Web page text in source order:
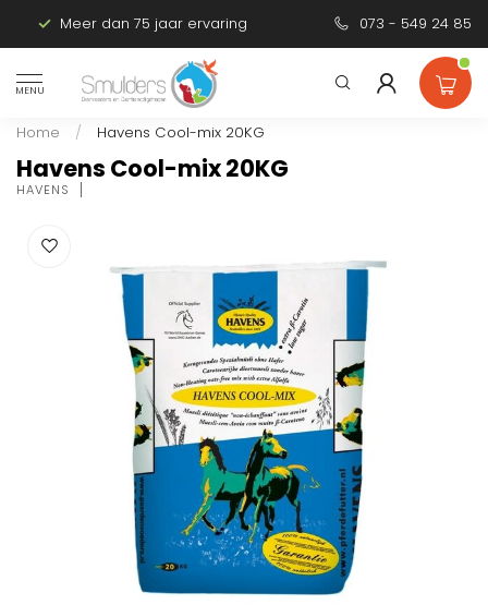
Meer dan 75 jaar ervaring Persoonlijk
073 - 549 24 85
MENU
Home / Havens Cool-mix 20KG
Havens Cool-mix 20KG
HAVENS